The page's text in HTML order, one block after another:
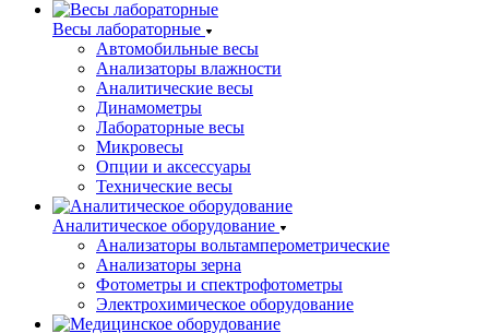
Весы лабораторные
Автомобильные весы
Анализаторы влажности
Аналитические весы
Динамометры
Лабораторные весы
Микровесы
Опции и аксессуары
Технические весы
Аналитическое оборудование
Анализаторы вольтамперометрические
Анализаторы зерна
Фотометры и спектрофотометры
Электрохимическое оборудование